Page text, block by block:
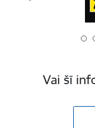
Vai šī